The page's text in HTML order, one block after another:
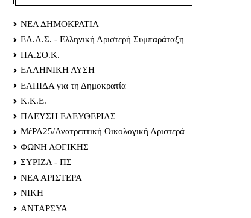
ΝΕΑ ΔΗΜΟΚΡΑΤΙΑ
ΕΛ.Α.Σ. - Ελληνική Αριστερή Συμπαράταξη
ΠΑ.ΣΟ.Κ.
ΕΛΛΗΝΙΚΗ ΛΥΣΗ
ΕΛΠΙΔΑ για τη Δημοκρατία
Κ.Κ.Ε.
ΠΛΕΥΣΗ ΕΛΕΥΘΕΡΙΑΣ
ΜέΡΑ25/Ανατρεπτική Οικολογική Αριστερά
ΦΩΝΗ ΛΟΓΙΚΗΣ
ΣΥΡΙΖΑ - ΠΣ
ΝΕΑ ΑΡΙΣΤΕΡΑ
ΝΙΚΗ
ΑΝΤΑΡΣΥΑ